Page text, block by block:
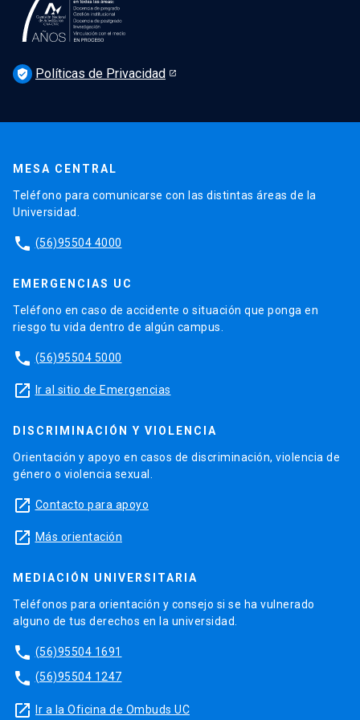
Noticias
Derecho UC en los medios
Newsletter Derecho UC 360
verified_user Políticas de Privacidad
MESA CENTRAL
Teléfono para comunicarse con las distintas áreas de la
Universidad.
phone (56)95504 4000
EMERGENCIAS UC
Teléfono en caso de accidente o situación que ponga en
riesgo tu vida dentro de algún campus.
phone (56)95504 5000
launch Ir al sitio de Emergencias
DISCRIMINACIÓN Y VIOLENCIA
Orientación y apoyo en casos de discriminación, violencia de
género o violencia sexual.
launch Contacto para apoyo
launch Más orientación
MEDIACIÓN UNIVERSITARIA
Teléfonos para orientación y consejo si se ha vulnerado
alguno de tus derechos en la universidad.
phone (56)95504 1691
phone (56)95504 1247
launch Ir a la Oficina de Ombuds UC